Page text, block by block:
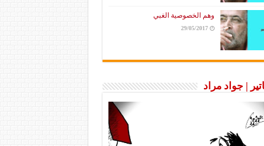
وهم الخصوصية الغبي
29/05/2017
| جواد مراد